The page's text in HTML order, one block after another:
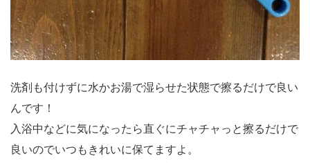
洗剤も付けずに水かお湯で湿らせた状態で擦るだけで良い
んです！
入浴中などに気になったら直ぐにチャチャっと擦るだけで
良いのでいつもきれいに保てますよ。